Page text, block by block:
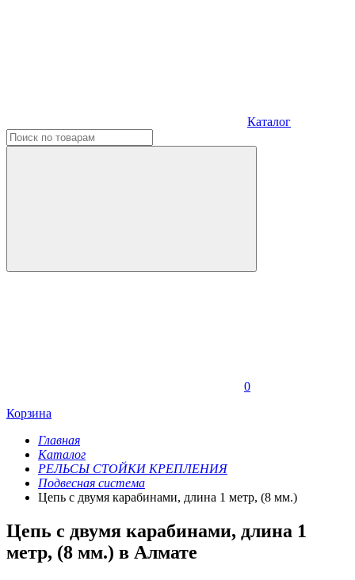
Каталог
0
Корзина
Главная
Каталог
РЕЛЬСЫ СТОЙКИ КРЕПЛЕНИЯ
Подвесная система
Цепь с двумя карабинами, длина 1 метр, (8 мм.)
Цепь с двумя карабинами, длина 1
метр, (8 мм.) в Алмате